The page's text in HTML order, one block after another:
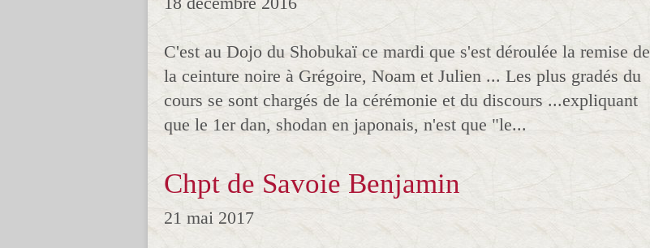
C'est au Dojo du Shobukaï ce mardi que s'est déroulée la remise de
la ceinture noire à Grégoire, Noam et Julien ... Les plus gradés du
cours se sont chargés de la cérémonie et du discours ...expliquant
que le 1er dan, shodan en japonais, n'est que "le...
Chpt de Savoie Benjamin
21 mai 2017